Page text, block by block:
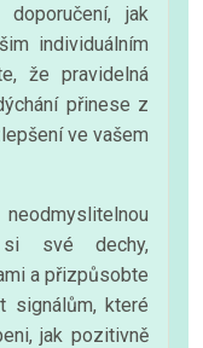
jak
individuálním
že pravidelná
přinese z
ve vašem
si své dechy,
a přizpůsobte
signálům, které
jak pozitivně